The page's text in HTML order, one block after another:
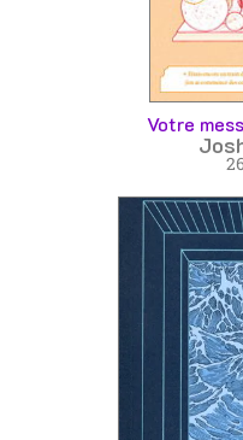
Votre